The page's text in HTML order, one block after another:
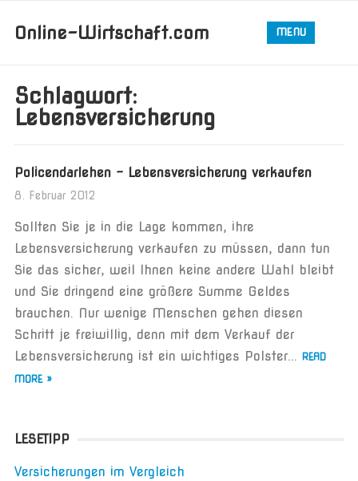
Online-Wirtschaft.com MENU
Schlagwort:
Lebensversicherung
Policendarlehen – Lebensversicherung verkaufen
8. Februar 2012
Sollten Sie je in die Lage kommen, ihre
Lebensversicherung verkaufen zu müssen, dann tun
Sie das sicher, weil Ihnen keine andere Wahl bleibt
und Sie dringend eine größere Summe Geldes
brauchen. Nur wenige Menschen gehen diesen
Schritt je freiwillig, denn mit dem Verkauf der
Lebensversicherung ist ein wichtiges Polster... READ
MORE »
LESETIPP
Versicherungen im Vergleich